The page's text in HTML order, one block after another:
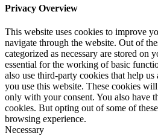
Privacy Overview
This website uses cookies to improve
navigate through the website. Out of
categorized as necessary are stored on
essential for the working of basic
also use third-party cookies that help
you use this website. These cookies
only with your consent. You also have
cookies. But opting out of some of
browsing experience.
Necessary